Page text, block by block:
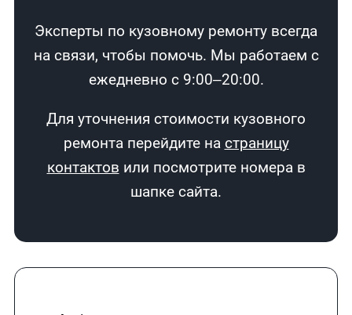
Эксперты по кузовному ремонту всегда
на связи, чтобы помочь. Мы работаем с
ежедневно с 9:00–20:00.
Для уточнения стоимости кузовного
ремонта перейдите на страницу
контактов или посмотрите номера в
шапке сайта.